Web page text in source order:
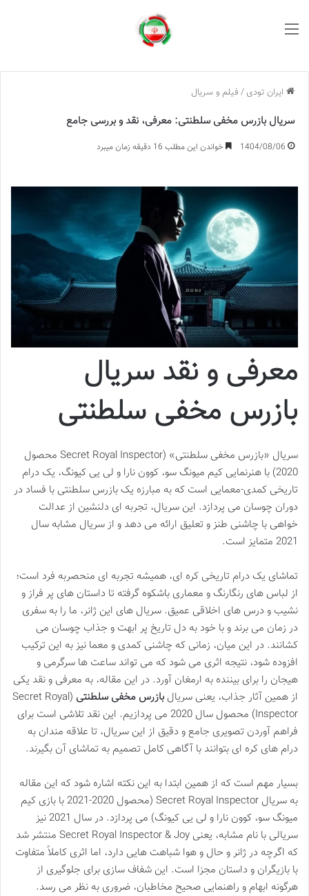
ایران تودی / فیلم و سریال
سریال بازرس مخفی سلطنتی: معرفی، نقد و بررسی جامع
1404/08/06 خواندن این مطلب 16 دقیقه زمان میبرد
معرفی و نقد سریال
بازرس مخفی سلطنتی
سریال «بازرس مخفی سلطنتی» (Secret Royal Inspector محصول
2020) با هنرنمایی کیم میونگ سو، کوون نارا و لی یی کیونگ، یک درام
تاریخی کمدی-معمایی است که به مبارزه یک بازرس سلطنتی با فساد در
دوران چوسان می پردازد. این سریال، تجربه ای دلنشین از عدالت
خواهی با چاشنی طنز و تعلیق ارائه می دهد و از سریال مشابه سال
2021 متمایز است.
تماشای یک درام تاریخی کره ای، همیشه تجربه ای منحصربه فرد است؛
از لباس های رنگارنگ و معماری باشکوه گرفته تا داستان های پر فراز و
نشیب و درس های اخلاقی عمیق. سریال های این ژانر، ما را به سفری
در زمان می برند و با خود به دل تاریخ پر ابهت و جذاب چوسان می
کشانند. در این میان، زمانی که چاشنی کمدی و معما نیز به این ترکیب
افزوده شود، نتیجه اثری می شود که می تواند ساعت ها سرگرمی و
هیجان را برای بیننده به ارمغان آورد. در این مقاله، به معرفی و نقد یکی
از همین آثار جذاب، یعنی سریال بازرس مخفی سلطنتی (Secret Royal
Inspector) محصول سال 2020 می پردازیم. این نقد تلاشی است برای
فراهم آوردن تصویری جامع و دقیق از این سریال، تا علاقه مندان به
درام های کره ای بتوانند با آگاهی کامل تصمیم به تماشای آن بگیرند.
بسیار مهم است که از همین ابتدا به این نکته اشاره شود که این مقاله
به سریال Secret Royal Inspector (محصول 2020-2021 با بازی کیم
میونگ سو، کوون نارا و لی یی کیونگ) می پردازد. در سال 2021 نیز
سریالی با نام مشابه، یعنی Secret Royal Inspector & Joy منتشر شد
که اگرچه در ژانر و حال و هوا شباهت هایی دارد، اما اثری کاملاً متفاوت
با بازیگران و داستان مجزا است. این شفاف سازی برای جلوگیری از
هرگونه ابهام و راهنمایی صحیح مخاطبان، ضروری به نظر می رسد.